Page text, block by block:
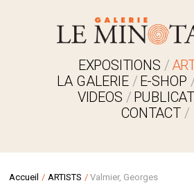
EXPOSITIONS
LA GALERIE
E-SHOP
VIDEOS
CONTACT
Accueil / ARTISTS / Valmier, Georges